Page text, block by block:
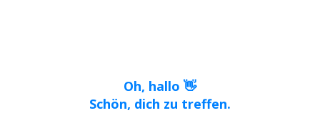
Oh, hallo 👋
Schön, dich zu treffen.